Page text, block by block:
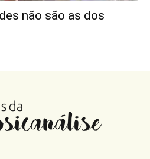
não são as dos